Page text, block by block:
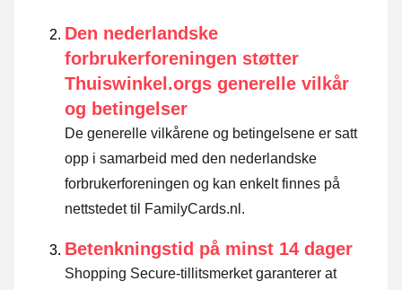
Den nederlandske
forbrukerforeningen støtter
Thuiswinkel.orgs generelle vilkår
og betingelser
De generelle vilkårene og betingelsene er satt
opp i samarbeid med den nederlandske
forbrukerforeningen og kan enkelt finnes på
nettstedet til FamilyCards.nl.
Betenkningstid på minst 14 dager
Shopping Secure-tillitsmerket garanterer at